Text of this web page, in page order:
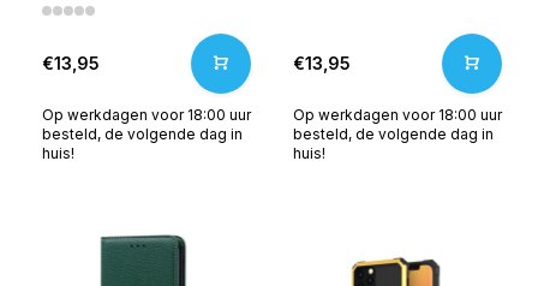
€13,95
Op werkdagen voor 18:00 uur
besteld, de volgende dag in
huis!
€13,95
Op werkdagen voor 18:00 uur
besteld, de volgende dag in
huis!